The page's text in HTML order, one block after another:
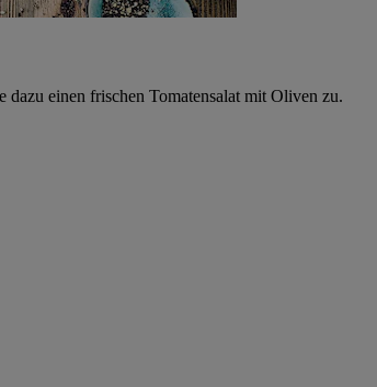
einen frischen Tomatensalat mit Oliven zu.